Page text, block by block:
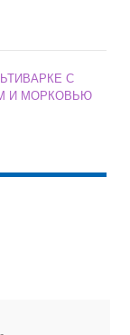
С
И МОРКОВЬЮ